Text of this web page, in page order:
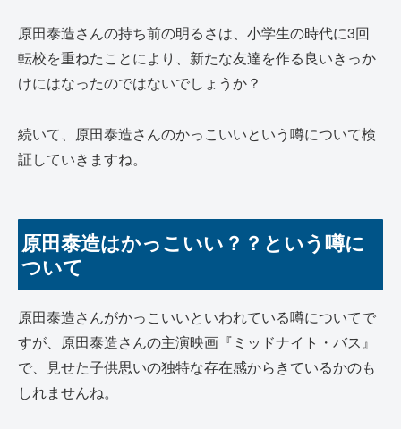
原田泰造さんの持ち前の明るさは、小学生の時代に3回
転校を重ねたことにより、新たな友達を作る良いきっか
けにはなったのではないでしょうか？
続いて、原田泰造さんのかっこいいという噂について検
証していきますね。
原田泰造はかっこいい？？という噂に
ついて
原田泰造さんがかっこいいといわれている噂についてで
すが、原田泰造さんの主演映画『ミッドナイト・バス』
で、見せた子供思いの独特な存在感からきているかのも
しれませんね。